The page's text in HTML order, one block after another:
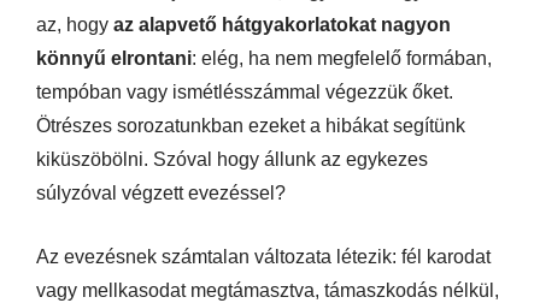
az, hogy az alapvető hátgyakorlatokat nagyon
könnyű elrontani: elég, ha nem megfelelő formában,
tempóban vagy ismétlésszámmal végezzük őket.
Ötrészes sorozatunkban ezeket a hibákat segítünk
kiküszöbölni. Szóval hogy állunk az egykezes
súlyzóval végzett evezéssel?
Az evezésnek számtalan változata létezik: fél karodat
vagy mellkasodat megtámasztva, támaszkodás nélkül,